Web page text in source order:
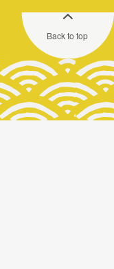
Back to top